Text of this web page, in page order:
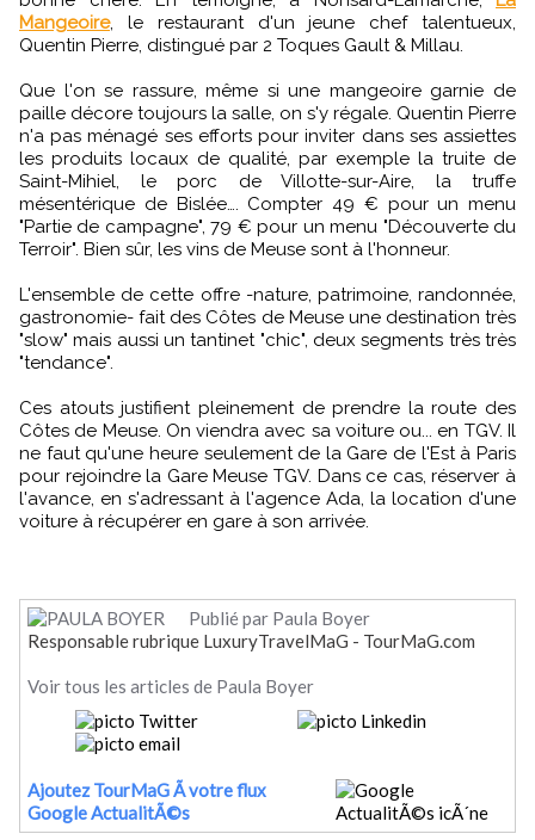
Mangeoire, le restaurant d'un jeune chef talentueux,
Quentin Pierre, distingué par 2 Toques Gault & Millau.
Que l'on se rassure, même si une mangeoire garnie de
paille décore toujours la salle, on s'y régale. Quentin Pierre
n'a pas ménagé ses efforts pour inviter dans ses assiettes
les produits locaux de qualité, par exemple la truite de
Saint-Mihiel, le porc de Villotte-sur-Aire, la truffe
mésentérique de Bislée…. Compter 49 € pour un menu
"Partie de campagne", 79 € pour un menu "Découverte du
Terroir". Bien sûr, les vins de Meuse sont à l'honneur.
L'ensemble de cette offre -nature, patrimoine, randonnée,
gastronomie- fait des Côtes de Meuse une destination très
"slow" mais aussi un tantinet "chic", deux segments très très
"tendance".
Ces atouts justifient pleinement de prendre la route des
Côtes de Meuse. On viendra avec sa voiture ou... en TGV. Il
ne faut qu'une heure seulement de la Gare de l'Est à Paris
pour rejoindre la Gare Meuse TGV. Dans ce cas, réserver à
l'avance, en s'adressant à l'agence Ada, la location d'une
voiture à récupérer en gare à son arrivée.
Publié par Paula Boyer
Responsable rubrique LuxuryTravelMaG - TourMaG.com
Voir tous les articles de Paula Boyer
Ajoutez TourMaG Ã votre flux
Google ActualitÃ©s